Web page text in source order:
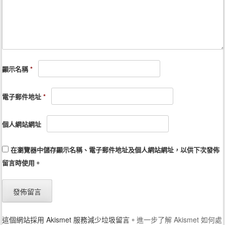
顯示名稱*
電子郵件地址*
個人網站網址
在瀏覽器中儲存顯示名稱、電子郵件地址及個人網站網址，以供下次發佈
留言時使用。
這個網站採用 Akismet 服務減少垃圾留言。進一步了解 Akismet 如何處